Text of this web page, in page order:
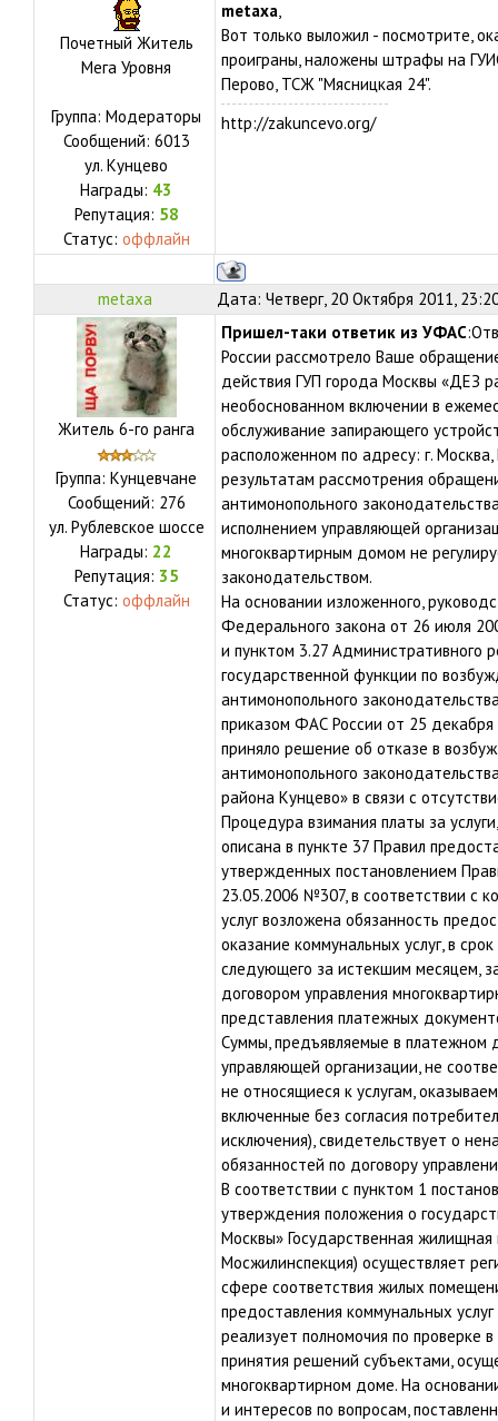
Почетный Житель
Мега Уровня
Группа: Модераторы
Сообщений: 6013
ул. Кунцево
Награды: 43
Репутация: 58
Статус: оффлайн
metaxa,
Вот только выложил - посмотрите,
проиграны, наложены штрафы на
Перово, ТСЖ "Мясницкая 24".
http://zakuncevo.org/
metaxa Дата: Четверг, 20 Октября 2011,
Житель 6-го ранга
Группа: Кунцевчане
Сообщений: 276
ул. Рублевское шоссе
Награды: 22
Репутация: 35
Статус: оффлайн
Пришел-таки ответик из УФАС
России рассмотрело Ваше
действия ГУП города Москвы «ДЕЗ
необоснованном включении в
обслуживание запирающего
расположенном по адресу: г.
результатам рассмотрения
антимонопольного
исполнением управляющей
многоквартирным домом не
законодательством.
На основании изложенного,
Федерального закона от 26 июля
и пунктом 3.27 Административного
государственной функции по
антимонопольного
приказом ФАС России от 25
приняло решение об отказе в
антимонопольного
района Кунцево» в связи с
Процедура взимания платы за
описана в пункте 37 Правил
утвержденных постановлением
23.05.2006 №307, в соответствии с
услуг возложена обязанность
оказание коммунальных услуг, в
следующего за истекшим месяцем,
договором управления
представления платежных
Суммы, предъявляемые в платежном
управляющей организации, не
не относящиеся к услугам,
включенные без согласия
исключения), свидетельствует о
обязанностей по договору
В соответствии с пунктом 1
утверждения положения о
Москвы» Государственная
Мосжилинспекция) осуществляет
сфере соответствия жилых
предоставления коммунальных
реализует полномочия по проверке
принятия решений субъектами,
многоквартирном доме. На
и интересов по вопросам,